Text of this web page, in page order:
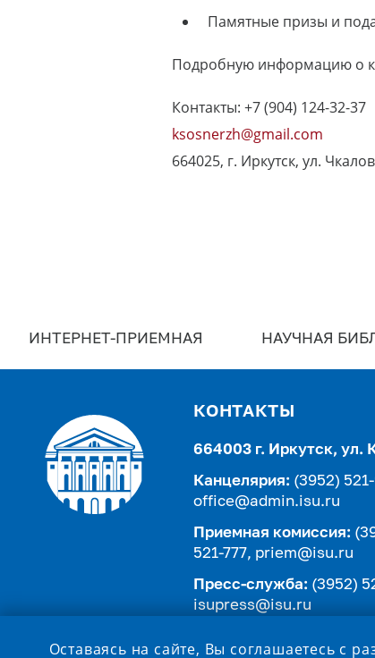
Памятные призы и
Подробную информацию о
Контакты: +7 (904) 124-32-37
ksosnerzh@gmail.com
664025, г. Иркутск, ул.
ИНТЕРНЕТ-ПРИЕМНАЯ НАУЧНАЯ
КОНТАКТЫ
664003 г. Иркутск, ул.
Канцелярия: (3952)
office@admin.isu.ru
Приемная комиссия:
521-777, priem@isu.ru
Пресс-служба: (3952)
isupress@isu.ru
Оставаясь на сайте, Вы соглашаетесь с